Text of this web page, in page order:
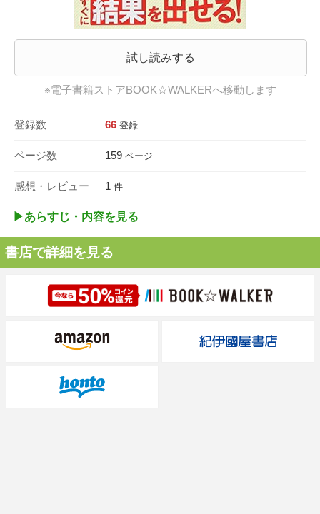
試し読みする
※電子書籍ストアBOOK☆WALKERへ移動します
登録数 66 登録
ページ数 159 ページ
感想・レビュー 1 件
▶︎あらすじ・内容を見る
書店で詳細を見る